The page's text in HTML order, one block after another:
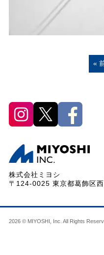
«
株式会社ミヨシ
〒124-0025 東京都葛飾区
2026 © MIYOSHI, Inc. All Rights